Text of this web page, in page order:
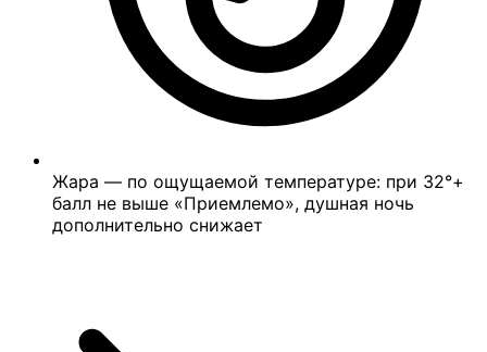
Жара — по ощущаемой температуре: при 32°+
балл не выше «Приемлемо», душная ночь
дополнительно снижает